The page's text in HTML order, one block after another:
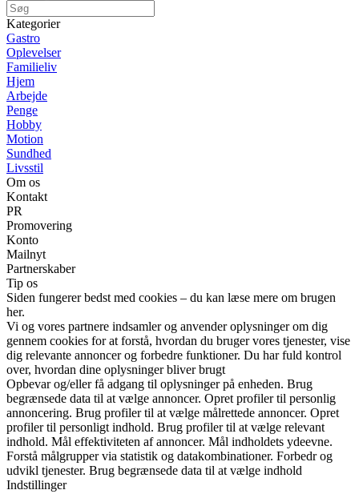
Kategorier
Gastro
Oplevelser
Familieliv
Hjem
Arbejde
Penge
Hobby
Motion
Sundhed
Livsstil
Om os
Kontakt
PR
Promovering
Konto
Mailnyt
Partnerskaber
Tip os
Siden fungerer bedst med cookies – du kan læse mere om brugen
her.
Vi og vores partnere indsamler og anvender oplysninger om dig
gennem cookies for at forstå, hvordan du bruger vores tjenester, vise
dig relevante annoncer og forbedre funktioner. Du har fuld kontrol
over, hvordan dine oplysninger bliver brugt
Opbevar og/eller få adgang til oplysninger på enheden. Brug
begrænsede data til at vælge annoncer. Opret profiler til personlig
annoncering. Brug profiler til at vælge målrettede annoncer. Opret
profiler til personligt indhold. Brug profiler til at vælge relevant
indhold. Mål effektiviteten af annoncer. Mål indholdets ydeevne.
Forstå målgrupper via statistik og datakombinationer. Forbedr og
udvikl tjenester. Brug begrænsede data til at vælge indhold
Indstillinger